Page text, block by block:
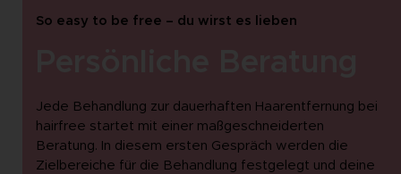
So easy to be free – du wirst es lieben
Jede Behandlung zur dauerhaften Haarentfernung bei
hairfree startet mit einer maßgeschneiderten
Beratung. In diesem ersten Gespräch werden die
Zielbereiche für die Behandlung festgelegt und deine